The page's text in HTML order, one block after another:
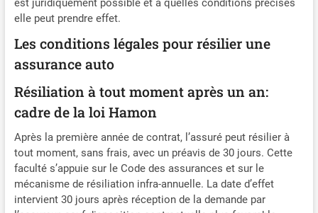
est juridiquement possible et à quelles conditions précises
elle peut prendre effet.
Les conditions légales pour résilier une
assurance auto
Résiliation à tout moment après un an:
cadre de la loi Hamon
Après la première année de contrat, l’assuré peut résilier à
tout moment, sans frais, avec un préavis de 30 jours. Cette
faculté s’appuie sur le Code des assurances et sur le
mécanisme de résiliation infra-annuelle. La date d’effet
intervient 30 jours après réception de la demande par